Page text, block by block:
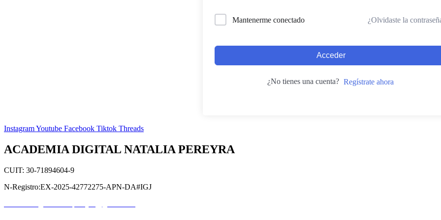
Mantenerme conectado ¿Olvidaste la
Acceder
¿No tienes una cuenta? Regístrate ahora
InstagramYoutube Facebook Tiktok Threads
ACADEMIA DIGITAL NATALIA PEREYRA
CUIT: 30-71894604-9
N-Registro:EX-2025-42772275-APN-DA#IGJ